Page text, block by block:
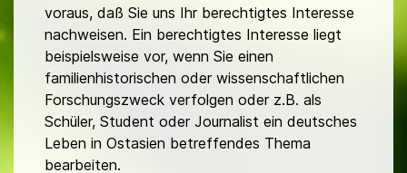
voraus, daß Sie uns Ihr berechtigtes Interesse
nachweisen. Ein berechtigtes Interesse liegt
beispielsweise vor, wenn Sie einen
familienhistorischen oder wissenschaftlichen
Forschungszweck verfolgen oder z.B. als
Schüler, Student oder Journalist ein deutsches
Leben in Ostasien betreffendes Thema
bearbeiten.